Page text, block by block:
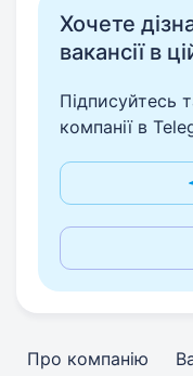
Хочете
вакансії в
Підписуйтесь
компанії в
Про компанію